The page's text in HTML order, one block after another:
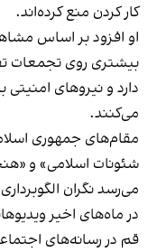
کار کردن منع کرده‌اند.
او افزود بر اساس
بیشتری روی تجمعات
دارد و نیروهای
می‌کنند.
مقام‌های جمهوری
شئونات اسلامی» و
می‌رسد نگران
در ماه‌های اخیر
قم در رسانه‌های